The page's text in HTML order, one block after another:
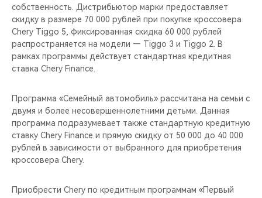
НАШИ МЕРОПРИЯТИЯ
ВИДЕООБЗОРЫ
CHERY ДЛЯ ДЕТЕЙ
собственность. Дистрибьютор марки предоставляет
скидку в размере 70 000 рублей при покупке кроссовера
Chery Tiggo 5, фиксированная скидка 60 000 рублей
распространяется на модели — Tiggo 3 и Tiggo 2. В
рамках программы действует стандартная кредитная
ставка Chery Finance.
Программа «Семейный автомобиль» рассчитана на семьи с
двумя и более несовершеннолетними детьми. Данная
программа подразумевает также стандартную кредитную
ставку Chery Finance и прямую скидку от 50 000 до 40 000
рублей в зависимости от выбранного для приобретения
кроссовера Chery.
Приобрести Chery по кредитным программам «Первый